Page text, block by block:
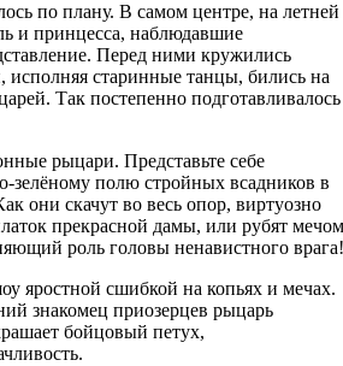
по плану. В самом центре, на летней
и принцесса, наблюдавшие
Перед ними кружились
старинные танцы, бились на
Так постепенно подготавливалось
рыцари. Представьте себе
зелёному полю стройных всадников в
они скачут во весь опор, виртуозно
прекрасной дамы, или рубят мечом
роль головы ненавистного врага!
яростной сшибкой на копьях и мечах.
знакомец приозерцев рыцарь
бойцовый петух,